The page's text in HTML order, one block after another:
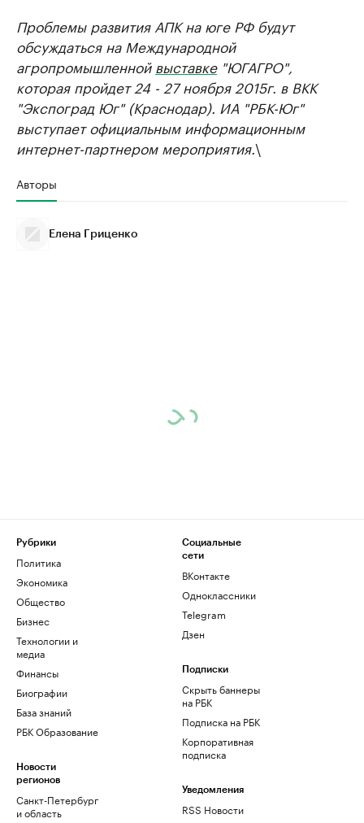
Проблемы развития АПК на юге РФ будут
обсуждаться на Международной
агропромышленной выставке"ЮГАГРО",
которая пройдет 24 - 27 ноября 2015г. в ВКК
"Экспоград Юг" (Краснодар). ИА "РБК-Юг"
выступает официальным информационным
интернет-партнером мероприятия.\
Авторы
Елена Гриценко
Рубрики
Политика
Экономика
Общество
Бизнес
Технологии и
медиа
Финансы
Биографии
База знаний
РБК Образование
Новости
регионов
Санкт-Петербург
и область
Социальные
сети
ВКонтакте
Одноклассники
Telegram
Дзен
Подписки
Скрыть баннеры
на РБК
Подписка на РБК
Корпоративная
подписка
Уведомления
RSS Новости